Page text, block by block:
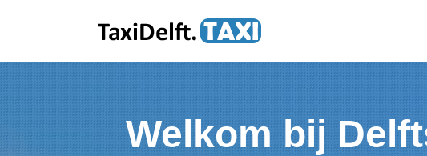
Welkom bij